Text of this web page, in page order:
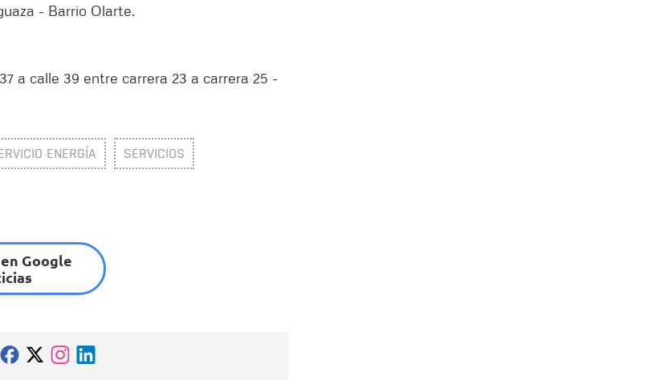
- Barrio Olarte.
a calle 39 entre carrera 23 a carrera 25 -
ENERGÍA SERVICIOS
Google